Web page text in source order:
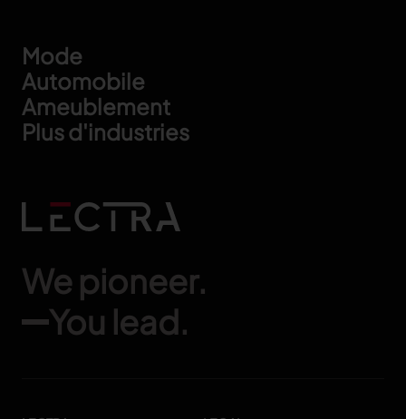
Footer
Mode
Automobile
Ameublement
Plus d'industries
We pioneer.
You lead.